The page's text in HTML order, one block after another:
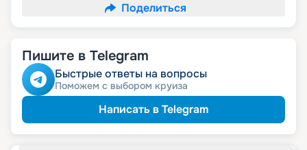
Поделиться
Пишите в Telegram
Быстрые ответы на вопросы
Поможем с выбором круиза
Написать в Telegram